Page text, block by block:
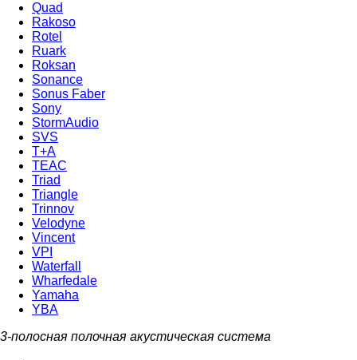
Quad
Rakoso
Rotel
Ruark
Roksan
Sonance
Sonus Faber
Sony
StormAudio
SVS
T+A
TEAC
Triad
Triangle
Trinnov
Velodyne
Vincent
VPI
Waterfall
Wharfedale
Yamaha
YBA
3-полосная полочная акустическая система